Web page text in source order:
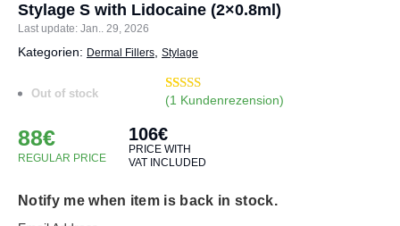
Stylage S with Lidocaine (2×0.8ml)
Last update: Jan.. 29, 2026
Kategorien: Dermal Fillers Stylage
Out of stock
Bewertet mit
basierend
auf
16
Kundenbewertungen
(1 Kundenrezension)
88€
REGULAR PRICE
106€
PRICE WITH
VAT INCLUDED
Notify me when item is back in stock.